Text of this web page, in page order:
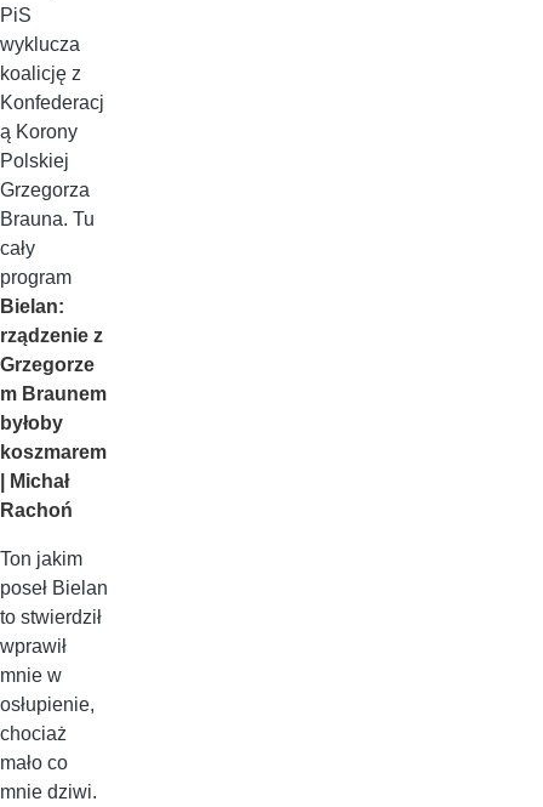
PiS
wyklucza
koalicję z
Konfederacj
ą Korony
Polskiej
Grzegorza
Brauna. Tu
cały
program
Bielan:
rządzenie z
Grzegorze
m Braunem
byłoby
koszmarem
| Michał
Rachoń
Ton jakim
poseł Bielan
to stwierdził
wprawił
mnie w
osłupienie,
chociaż
mało co
mnie dziwi.